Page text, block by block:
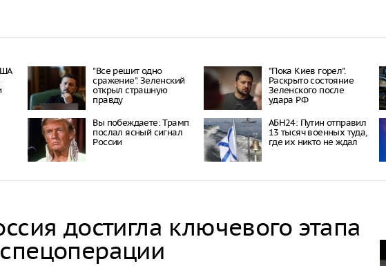
"Все решит одно
сражение". Зеленский
открыл страшную
правду
"Пока Киев горел".
Раскрыто состояние
Зеленского после
удара РФ
Вы побеждаете: Трамп
послал ясный сигнал
России
АБН24: Путин отправил
13 тысяч военных туда,
где их никто не ждал
достигла ключевого этапа